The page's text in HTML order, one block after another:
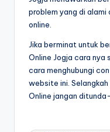
problem yang di alami
online.
Jika berminat untuk
Online Jogja cara nya
cara menghubungi
website ini.
Online jangan